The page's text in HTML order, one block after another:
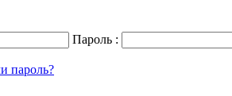
Пароль :
пароль?